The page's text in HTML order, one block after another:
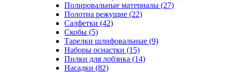
Полировальные материалы (27)
Полотна режущие (22)
Салфетки (42)
Скобы (5)
Тарелки шлифовальные (9)
Наборы оснастки (15)
Пилки для лобзика (14)
Насадки (82)